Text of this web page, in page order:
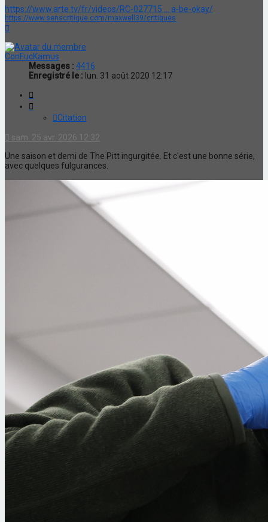
https://www.arte.tv/fr/videos/RC-027715 ... a-be-okay/
https://www.senscritique.com/maxwell39/critiques
ConFucKamus
Messages : 4416
Enregistré le : lun. 31 août 2020 12:17
Citation
sam. 25 avr. 2026 12:32
Une saison et demi de The Pitt ingurgitée. Et c'est une bonne série,
avec quelques fulgurances.